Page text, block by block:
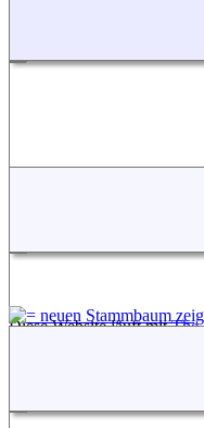
Diese Website läuft mitThe
v. 15.0.3,
Roland zu